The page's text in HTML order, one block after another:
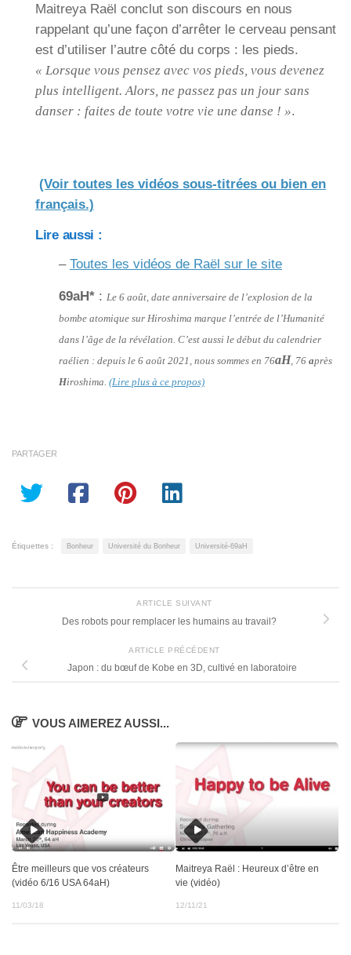
Maitreya Raël conclut son discours en nous
rappelant qu’une façon d’arrêter le cerveau pensant
est d’utiliser l’autre côté du corps : les pieds.
« Lorsque vous pensez avec vos pieds, vous devenez
plus intelligent. Alors, ne passez pas un jour sans
danser : faites de toute votre vie une danse ! ».
(Voir toutes les vidéos sous-titrées ou bien en
français.)
Lire aussi :
– Toutes les vidéos de Raël sur le site
69aH* : Le 6 août, date anniversaire de l’explosion de la
bombe atomique sur Hiroshima marque l’entrée de l’Humanité
dans l’âge de la révélation. C’est aussi le début du calendrier
raélien : depuis le 6 août 2021, nous sommes en 76aH, 76 après
Hiroshima. (Lire plus à ce propos)
PARTAGER
Étiquettes : Bonheur Université du Bonheur Université-69aH
ARTICLE SUIVANT
Des robots pour remplacer les humains au travail?
ARTICLE PRÉCÉDENT
Japon : du bœuf de Kobe en 3D, cultivé en laboratoire
VOUS AIMEREZ AUSSI...
Être meilleurs que vos créateurs
(vidéo 6/16 USA 64aH)
11/03/18
Maitreya Raël : Heureux d’être en
vie (vidéo)
12/11/21